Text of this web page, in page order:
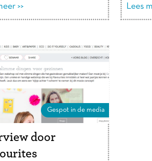
Haarlems Dagblad,
Courant, Leidsch
Lijfklets nodigt kind
uit om samen te
te lachen en vooral …
>>
je
Lees
Gespot in de media
door